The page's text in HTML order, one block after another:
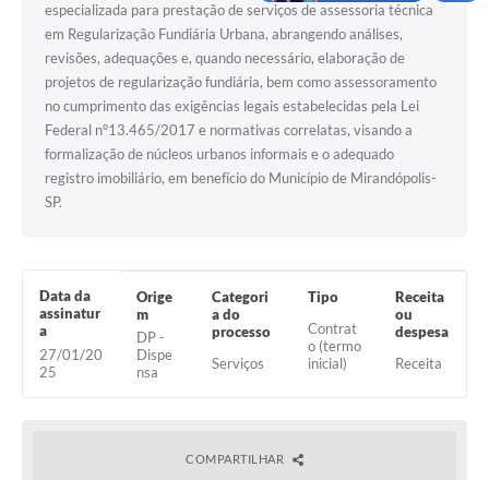
Emprega Mirandópolis
Terceiro Setor
Links
Serviços Online
Contato
Perguntas Frequentes
Carta de Serviços
Contratos
especializada para prestação de serviços de assessoria técnica
em Regularização Fundiária Urbana, abrangendo análises,
revisões, adequações e, quando necessário, elaboração de
projetos de regularização fundiária, bem como assessoramento
no cumprimento das exigências legais estabelecidas pela Lei
Federal n°13.465/2017 e normativas correlatas, visando a
formalização de núcleos urbanos informais e o adequado
registro imobiliário, em benefício do Município de Mirandópolis-
SP.
Data da
assinatur
a
27/01/20
25
Orige
m
DP -
Dispe
nsa
Categori
a do
processo
Serviços
Tipo
Contrat
o (termo
inicial)
Receita
ou
despesa
Receita
COMPARTILHAR